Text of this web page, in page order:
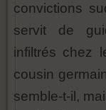
convictions
servit de
infiltrés chez
cousin
semble-t-il,